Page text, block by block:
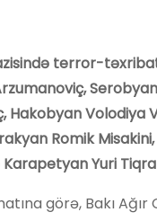
terror-
Hakobyan Volodiya
Romik
Yuri
görə, Bakı